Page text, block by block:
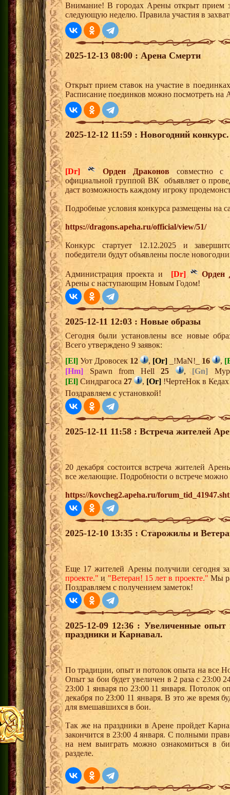
Внимание! В городах Арены открыт прием
следующую неделю. Правила участия в
2025-12-13 08:00 : Арена Смерти
Открыт прием ставок на участие в
Расписание поединков можно посмотреть на
2025-12-12 11:59 : Новогодний конкурс.
[Dr] Орден Драконов совместно с
официальной группой ВК объявляет о
даст возможность каждому игроку
Подробные условия конкурса размещены на
https://dragons.apeha.ru/official/view/51/
Конкурс стартует 12.12.2025 и
победители будут объявлены после
Администрация проекта и [Dr]
Орден
Арены с наступающим Новым Годом!
2025-12-11 12:03 : Новые образы
Сегодня были установлены все новые
Всего утверждено 9 заявок:
[El] Уот Дровосек 12 , [Or] _!MaN!_ 16 ,
[Hm] Spawn from Hell25 , [Gn]
[El] Синдрагоса 27 , [Or] !ЧертеНок в
Поздравляем с установкой!
2025-12-11 11:58 : Встреча жителей
20 декабря состоится встреча жителей
все желающие. Подробности о встрече можно
https://kovcheg2.apeha.ru/
2025-12-10 13:35 : Старожилы и
Еще 17 жителей Арены получили сегодня
проекте." и "Ветеран! 15 лет в проекте." Мы
Поздравляем с получением заметок!
2025-12-09 12:36 : Увеличенные
праздники и Карнавал.
По традиции, опыт и потолок опыта на все
Опыт за бои будет увеличен в 2 раза с 23:00
23:00 1 января по 23:00 11 января. Потолок
декабря по 23:00 11 января. В это же время
для вмешавшихся в бои.
Так же на праздники в Арене пройдет
закончится в 23:00 4 января. С полными
на нем выиграть можно ознакомиться в
разделе.